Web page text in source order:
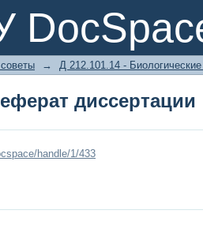
диссертации
→ Д 212.101.14 - Биологические
диссертации
handle/1/433